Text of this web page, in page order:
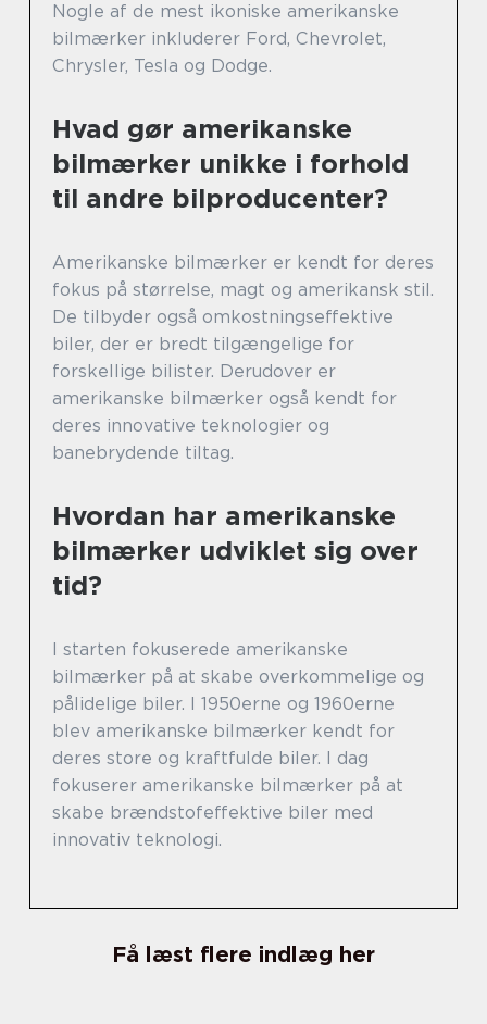
Nogle af de mest ikoniske amerikanske
bilmærker inkluderer Ford, Chevrolet,
Chrysler, Tesla og Dodge.
Hvad gør amerikanske
bilmærker unikke i forhold
til andre bilproducenter?
Amerikanske bilmærker er kendt for deres
fokus på størrelse, magt og amerikansk stil.
De tilbyder også omkostningseffektive
biler, der er bredt tilgængelige for
forskellige bilister. Derudover er
amerikanske bilmærker også kendt for
deres innovative teknologier og
banebrydende tiltag.
Hvordan har amerikanske
bilmærker udviklet sig over
tid?
I starten fokuserede amerikanske
bilmærker på at skabe overkommelige og
pålidelige biler. I 1950erne og 1960erne
blev amerikanske bilmærker kendt for
deres store og kraftfulde biler. I dag
fokuserer amerikanske bilmærker på at
skabe brændstofeffektive biler med
innovativ teknologi.
Få læst flere indlæg her